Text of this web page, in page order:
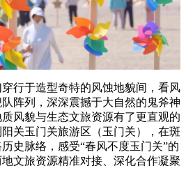
行于造型奇特的风蚀地貌间，看风
阵列，深深震撼于大自然的鬼斧神
风貌与生态文旅资源有了更直观的
关玉门关旅游区（玉门关），在斑
史脉络，感受“春风不度玉门关”的
文旅资源精准对接、深化合作凝聚